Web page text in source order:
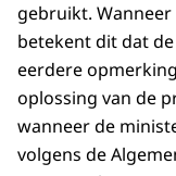
gebruikt.
betekent dit dat
eerdere
oplossing van de
wanneer de
volgens de